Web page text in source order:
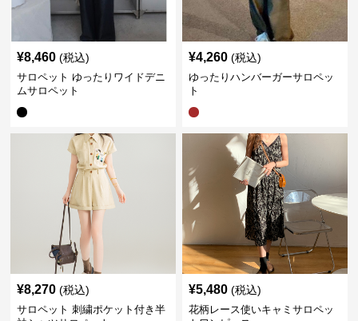
¥8,460 (税込)
サロペット ゆったりワイドデニ
ムサロペット
¥4,260 (税込)
ゆったりハンバーガーサロペッ
ト
¥8,270 (税込)
サロペット 刺繍ポケット付き半
¥5,480 (税込)
花柄レース使いキャミサロペッ